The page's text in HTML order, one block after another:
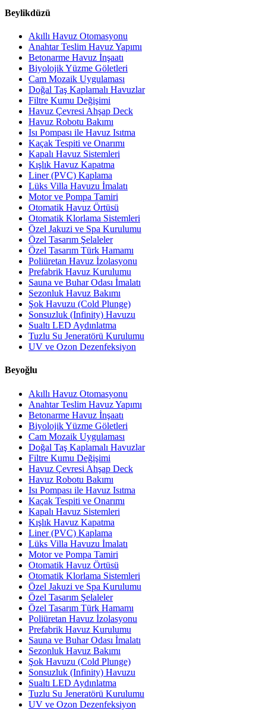
Beylikdüzü
Akıllı Havuz Otomasyonu
Anahtar Teslim Havuz Yapımı
Betonarme Havuz İnşaatı
Biyolojik Yüzme Göletleri
Cam Mozaik Uygulaması
Doğal Taş Kaplamalı Havuzlar
Filtre Kumu Değişimi
Havuz Çevresi Ahşap Deck
Havuz Robotu Bakımı
Isı Pompası ile Havuz Isıtma
Kaçak Tespiti ve Onarımı
Kapalı Havuz Sistemleri
Kışlık Havuz Kapatma
Liner (PVC) Kaplama
Lüks Villa Havuzu İmalatı
Motor ve Pompa Tamiri
Otomatik Havuz Örtüsü
Otomatik Klorlama Sistemleri
Özel Jakuzi ve Spa Kurulumu
Özel Tasarım Şelaleler
Özel Tasarım Türk Hamamı
Poliüretan Havuz İzolasyonu
Prefabrik Havuz Kurulumu
Sauna ve Buhar Odası İmalatı
Sezonluk Havuz Bakımı
Şok Havuzu (Cold Plunge)
Sonsuzluk (Infinity) Havuzu
Sualtı LED Aydınlatma
Tuzlu Su Jeneratörü Kurulumu
UV ve Ozon Dezenfeksiyon
Beyoğlu
Akıllı Havuz Otomasyonu
Anahtar Teslim Havuz Yapımı
Betonarme Havuz İnşaatı
Biyolojik Yüzme Göletleri
Cam Mozaik Uygulaması
Doğal Taş Kaplamalı Havuzlar
Filtre Kumu Değişimi
Havuz Çevresi Ahşap Deck
Havuz Robotu Bakımı
Isı Pompası ile Havuz Isıtma
Kaçak Tespiti ve Onarımı
Kapalı Havuz Sistemleri
Kışlık Havuz Kapatma
Liner (PVC) Kaplama
Lüks Villa Havuzu İmalatı
Motor ve Pompa Tamiri
Otomatik Havuz Örtüsü
Otomatik Klorlama Sistemleri
Özel Jakuzi ve Spa Kurulumu
Özel Tasarım Şelaleler
Özel Tasarım Türk Hamamı
Poliüretan Havuz İzolasyonu
Prefabrik Havuz Kurulumu
Sauna ve Buhar Odası İmalatı
Sezonluk Havuz Bakımı
Şok Havuzu (Cold Plunge)
Sonsuzluk (Infinity) Havuzu
Sualtı LED Aydınlatma
Tuzlu Su Jeneratörü Kurulumu
UV ve Ozon Dezenfeksiyon